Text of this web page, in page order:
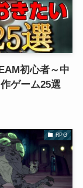
初心者～中
ゲーム25選
RPG